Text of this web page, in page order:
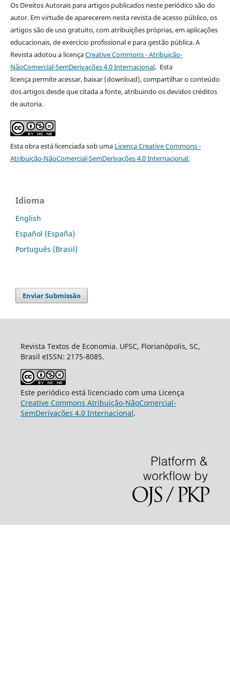
Os Direitos Autorais para artigos publicados neste periódico são do
autor. Em virtude de aparecerem nesta revista de acesso público, os
artigos são de uso gratuito, com atribuições próprias, em aplicações
educacionais, de exercício profissional e para gestão pública. A
Revista adotou a licençaCreative Commons - Atribuição-
NãoComercial-SemDerivações 4.0 Internacional. Esta
licença permite acessar, baixar (download), compartilhar o conteúdo
dos artigos desde que citada a fonte, atribuindo os devidos créditos
de autoria.
Esta obra está licenciada sob uma LicençaCreative Commons -
Atribuição-NãoComercial-SemDerivações 4.0 Internacional.
Idioma
English
Español (España)
Português (Brasil)
Enviar Submissão
Revista Textos de Economia. UFSC, Florianópolis, SC,
Brasil eISSN: 2175-8085.
Este periódico está licenciado com uma Licença
Creative Commons Atribuição-NãoComercial-
SemDerivações 4.0 Internacional.